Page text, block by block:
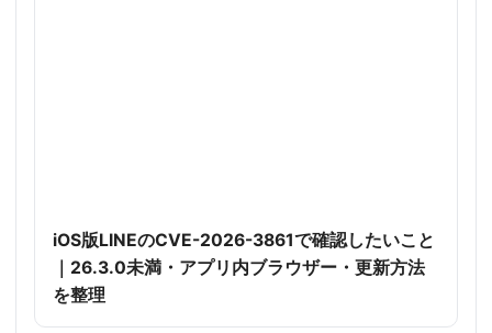
iOS版LINEのCVE-2026-3861で確認したいこと
｜26.3.0未満・アプリ内ブラウザー・更新方法
を整理